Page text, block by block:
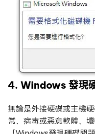
4. Windows 發現
無論是外接硬碟或主機
常、病毒或惡意軟體、